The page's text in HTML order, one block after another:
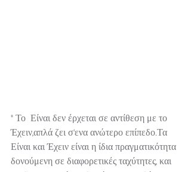
" Το  Είναι δεν έρχεται σε αντίθεση με το
Έχειν,απλά ζει σ'ενα ανώτερο επίπεδο.Τα
Είναι και Έχειν είναι η ίδια πραγματικότητα
δονούμενη σε διαφορετικές ταχύτητες, και